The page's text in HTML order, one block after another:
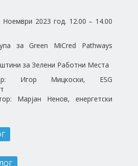
Ноември 2023 год. 12.00 – 14.00
за Green MiCred Pathways
за Зелени Работни Места
Игор Мицкоски, ESG
Марјан Ненов, енергетски